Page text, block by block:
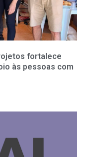
fortalece
às pessoas com